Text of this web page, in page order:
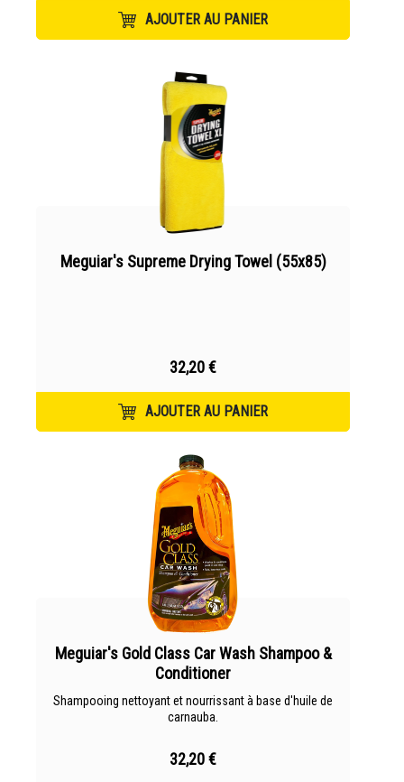
AJOUTER AU PANIER
Meguiar's Supreme Drying Towel (55x85)
32,20 €
AJOUTER AU PANIER
Meguiar's Gold Class Car Wash Shampoo &
Conditioner
Shampooing nettoyant et nourrissant à base d'huile de
carnauba.
32,20 €